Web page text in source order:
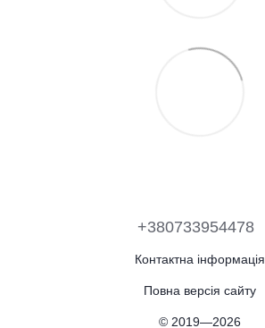
+380733954478
Контактна інформація
Повна версія сайту
© 2019—2026